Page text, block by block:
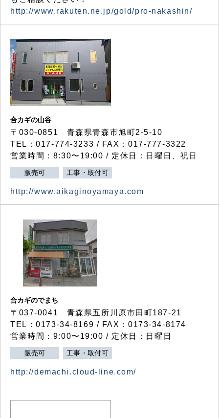
http://www.rakuten.ne.jp/gold/pro-nakashin/
合カギの山谷
〒030-0851 青森県青森市旭町2-5-10
TEL：017-774-3233 / FAX：017-777-3322
営業時間：8:30〜19:00 / 定休日：日曜日、祝日
販売可 工事・取付可
http://www.aikaginoyamaya.com
合カギのでまち
〒037-0041 青森県五所川原市田町187-21
TEL：0173-34-8169 / FAX：0173-34-8174
営業時間：9:00〜19:00 / 定休日：日曜日
販売可 工事・取付可
http://demachi.cloud-line.com/